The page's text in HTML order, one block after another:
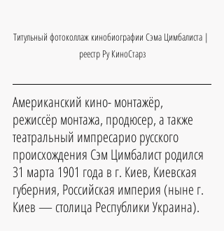
Титульный фотоколлаж кинобиографии Сэма Цимбалиста |
реестр Ру КиноСтарз
Американский кино- монтажёр,
режиссёр монтажа, продюсер, а также
театральный импресарио русского
происхождения Сэм Цимбалист родился
31 марта 1901 года в г. Киев, Киевская
губерния, Российская империя (ныне г.
Киев — столица Республики Украина).